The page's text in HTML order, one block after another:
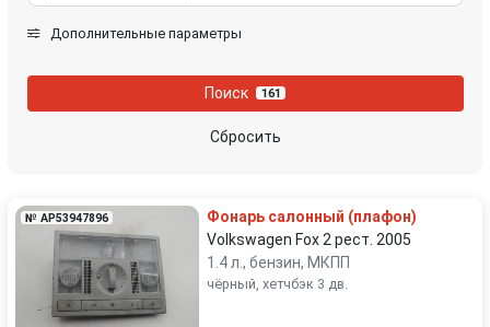
Дополнительные параметры
Поиск 161
Сбросить
№ AP53947896
Фонарь салонный (плафон)
Volkswagen Fox 2 рест. 2005
1.4 л., бензин, МКПП
чёрный, хетчбэк 3 дв.